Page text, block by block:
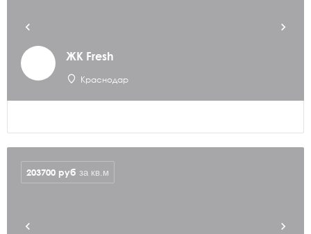
ЖК Fresh
Краснодар
203700 руб за кв.м